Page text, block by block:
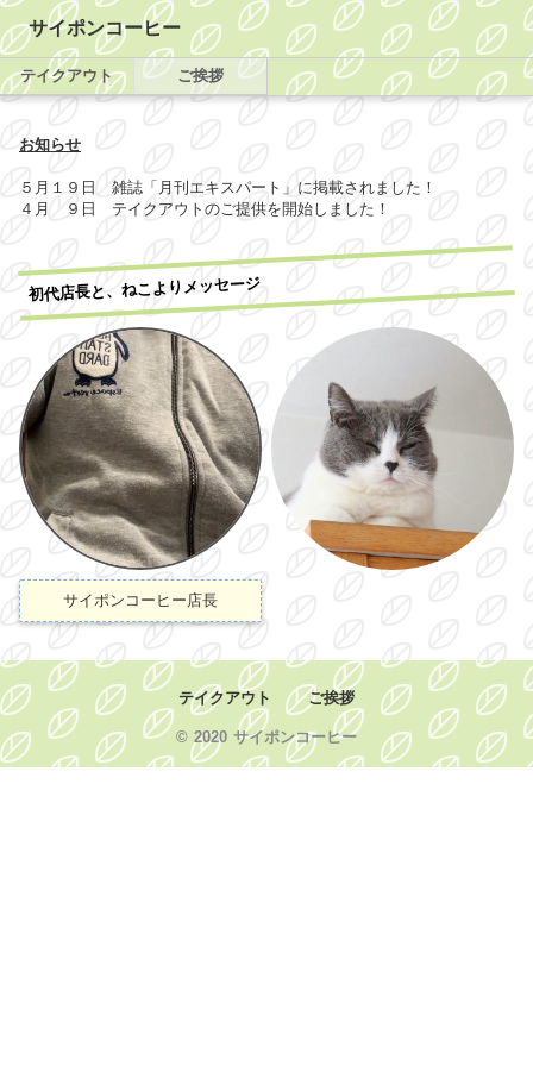
サイポンコーヒー
テイクアウト ご挨拶
お知らせ
５月１９日 雑誌「月刊エキスパート」に掲載されました！
４月 ９日 テイクアウトのご提供を開始しました！
初代店長と、ねこよりメッセージ
サイポンコーヒー店長
テイクアウト ご挨拶
© 2020 サイポンコーヒー